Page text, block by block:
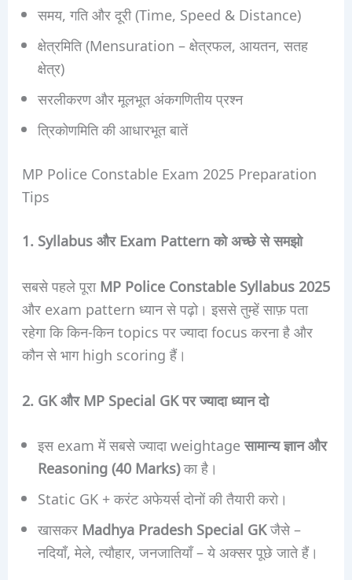
समय, गति और दूरी (Time, Speed & Distance)
क्षेत्रमिति (Mensuration – क्षेत्रफल, आयतन, सतह
क्षेत्र)
सरलीकरण और मूलभूत अंकगणितीय प्रश्न
त्रिकोणमिति की आधारभूत बातें
MP Police Constable Exam 2025 Preparation
Tips
1. Syllabus और Exam Pattern को अच्छे से समझो
सबसे पहले पूराMP Police Constable Syllabus 2025
और exam pattern ध्यान से पढ़ो। इससे तुम्हें साफ़ पता
रहेगा कि किन-किन topics पर ज्यादा focus करना है और
कौन से भाग high scoring हैं।
2. GK और MP Special GK पर ज्यादा ध्यान दो
इस exam में सबसे ज्यादा weightageसामान्य ज्ञान और
Reasoning (40 Marks)का है।
Static GK + करंट अफेयर्स दोनों की तैयारी करो।
खासकर Madhya Pradesh Special GKजैसे –
नदियाँ, मेले, त्यौहार, जनजातियाँ – ये अक्सर पूछे जाते हैं।